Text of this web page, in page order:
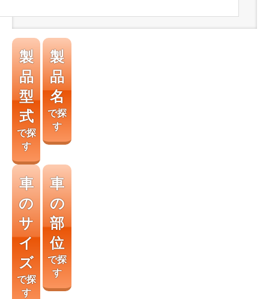
製
品
型
式
で探
す
製
品
名
で探
す
車
の
サ
イ
ズ
で探
す
車
の
部
位
で探
す